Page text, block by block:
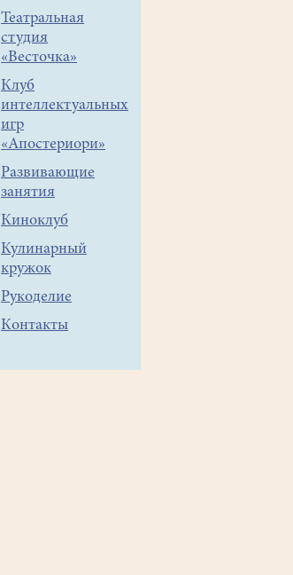
Театральная
студия
«Весточка»
Клуб
интеллектуальных
игр
«Апостериори»
Развивающие
занятия
Киноклуб
Кулинарный
кружок
Рукоделие
Контакты